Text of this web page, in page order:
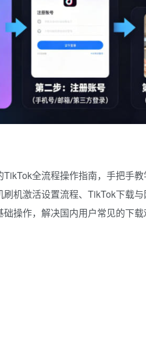
全流程操作指南，手把手
刷机激活设置流程、TikTok下载
操作，解决国内用户常见的下